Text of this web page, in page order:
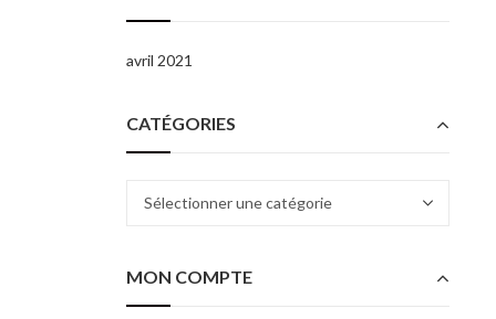
avril 2021
CATÉGORIES
MON COMPTE